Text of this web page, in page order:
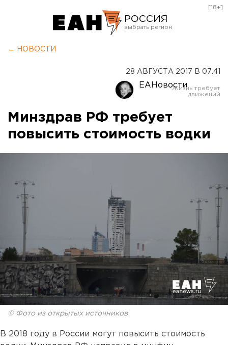
РОССИЯ
Оренбург
[18+]
← НОВОСТИ
28 АВГУСТА 2017 В 07:41
ЕАНовости
Минздрав РФ требует
повысить стоимость водки
© Фото из открытых источников
В 2018 году в России могут повысить стоимость